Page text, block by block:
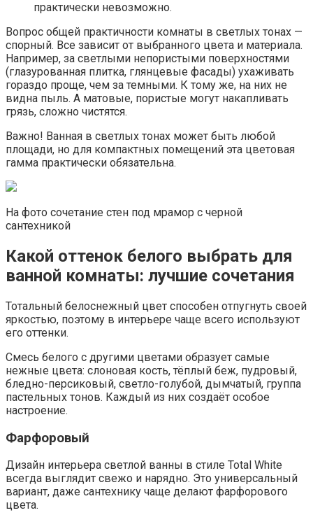
практически невозможно.
Вопрос общей практичности комнаты в светлых тонах —
спорный. Все зависит от выбранного цвета и материала.
Например, за светлыми непористыми поверхностями
(глазурованная плитка, глянцевые фасады) ухаживать
гораздо проще, чем за темными. К тому же, на них не
видна пыль. А матовые, пористые могут накапливать
грязь, сложно чистятся.
Важно! Ванная в светлых тонах может быть любой
площади, но для компактных помещений эта цветовая
гамма практически обязательна.
На фото сочетание стен под мрамор с черной
сантехникой
Какой оттенок белого выбрать для
ванной комнаты: лучшие сочетания
Тотальный белоснежный цвет способен отпугнуть своей
яркостью, поэтому в интерьере чаще всего используют
его оттенки.
Смесь белого с другими цветами образует самые
нежные цвета: слоновая кость, тёплый беж, пудровый,
бледно-персиковый, светло-голубой, дымчатый, группа
пастельных тонов. Каждый из них создаёт особое
настроение.
Фарфоровый
Дизайн интерьера светлой ванны в стиле Total White
всегда выглядит свежо и нарядно. Это универсальный
вариант, даже сантехнику чаще делают фарфорового
цвета.